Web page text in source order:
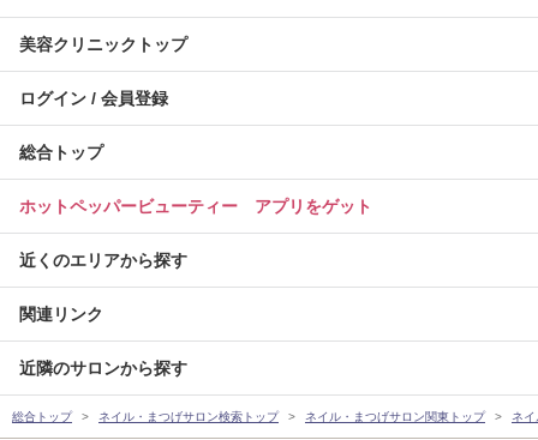
美容クリニックトップ
ログイン / 会員登録
総合トップ
ホットペッパービューティー アプリをゲット
近くのエリアから探す
関連リンク
近隣のサロンから探す
総合トップ ネイル・まつげサロン検索トップ ネイル・まつげサロン関東トップ ネ